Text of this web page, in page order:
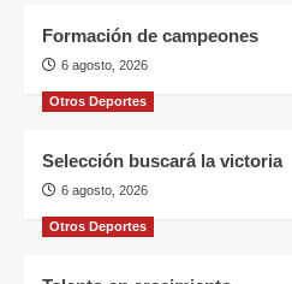
Formación de campeones
6 agosto, 2026
Otros Deportes
Selección buscará la victoria
6 agosto, 2026
Otros Deportes